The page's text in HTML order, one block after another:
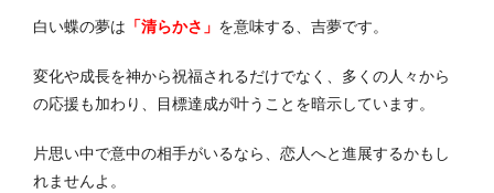
白い蝶の夢は 「清らかさ」 を意味する、吉夢です。
変化や成長を神から祝福されるだけでなく、多くの人々から
の応援も加わり、目標達成が叶うことを暗示しています。
片思い中で意中の相手がいるなら、恋人へと進展するかもし
れませんよ。